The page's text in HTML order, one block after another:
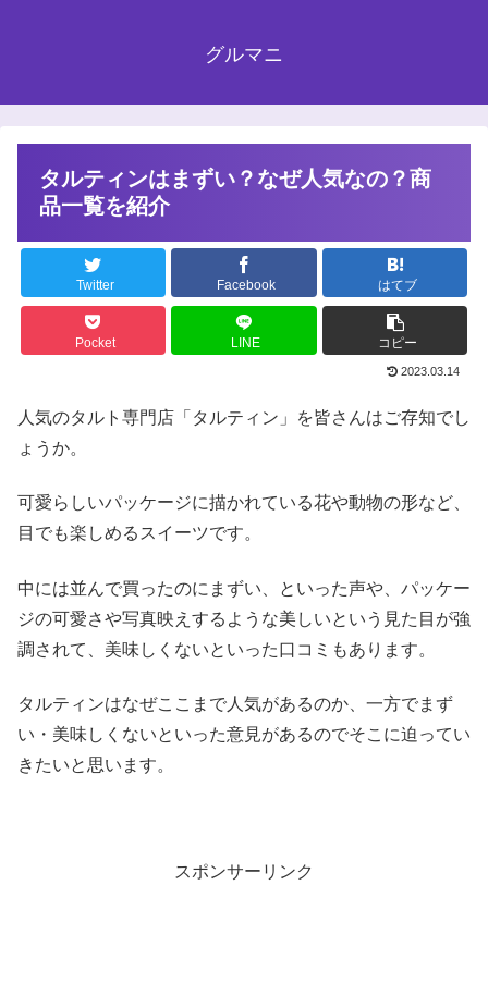
グルマニ
タルティンはまずい？なぜ人気なの？商
品一覧を紹介
Twitter Facebook はてブ
Pocket LINE コピー
2023.03.14
人気のタルト専門店「タルティン」を皆さんはご存知でし
ょうか。
可愛らしいパッケージに描かれている花や動物の形など、
目でも楽しめるスイーツです。
中には並んで買ったのにまずい、といった声や、パッケー
ジの可愛さや写真映えするような美しいという見た目が強
調されて、美味しくないといった口コミもあります。
タルティンはなぜここまで人気があるのか、一方でまず
い・美味しくないといった意見があるのでそこに迫ってい
きたいと思います。
スポンサーリンク